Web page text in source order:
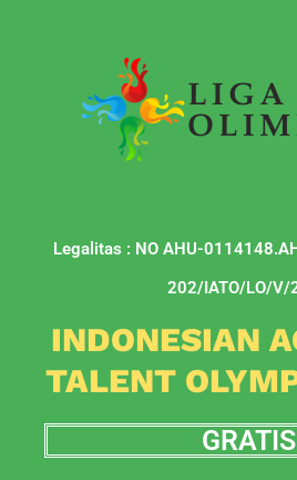
Legalitas : NO AHU-
202/IATO/LO/V/
INDONESIAN
TALENT
GRATIS